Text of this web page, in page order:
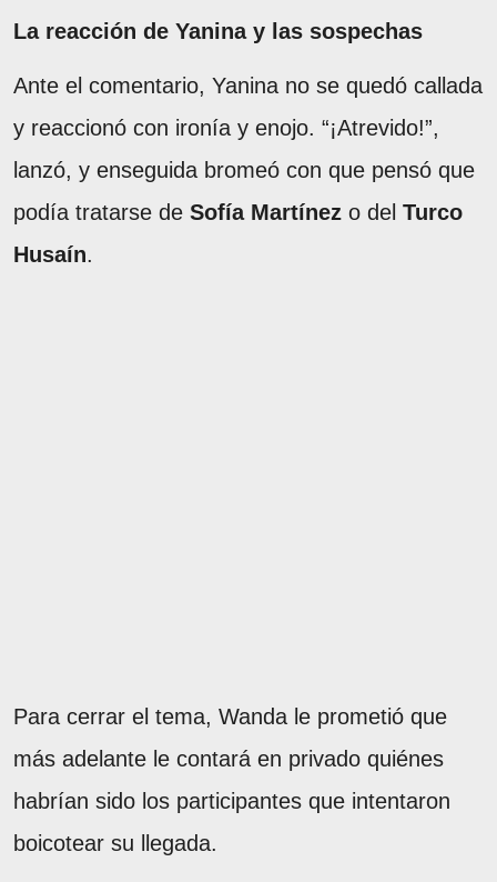
La reacción de Yanina y las sospechas
Ante el comentario, Yanina no se quedó callada
y reaccionó con ironía y enojo. “¡Atrevido!”,
lanzó, y enseguida bromeó con que pensó que
podía tratarse de Sofía Martínez o del Turco
Husaín.
Para cerrar el tema, Wanda le prometió que
más adelante le contará en privado quiénes
habrían sido los participantes que intentaron
boicotear su llegada.